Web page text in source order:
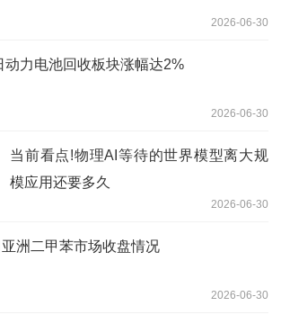
2026-06-30
动力电池回收板块涨幅达2%
2026-06-30
当前看点!物理AI等待的世界模型离大规
模应用还要多久
2026-06-30
洲二甲苯市场收盘情况
2026-06-30